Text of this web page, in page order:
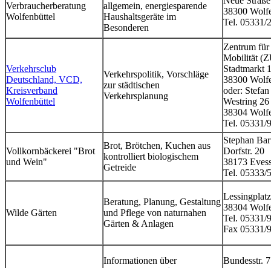
Verbraucherberatung
Wolfenbüttel
allgemein, energiesparende
Haushaltsgeräte im
Besonderen
38300
Tel. 05331/
Verkehrsclub
Deutschland, VCD,
Kreisverband
Wolfenbüttel
Verkehrspolitik, Vorschläge
zur städtischen
Verkehrsplanung
Zentrum
Mobilität
Stadtmarkt
38300
oder:
Westring 26
38304
Tel. 05331/
Vollkornbäckerei "Brot
und Wein"
Brot, Brötchen, Kuchen aus
kontrolliert biologischem
Getreide
Stephan
Dorfstr. 20
38173
Tel. 05333/
Wilde Gärten
Beratung, Planung, Gestaltung
und Pflege von naturnahen
Gärten & Anlagen
38304
Tel. 05331/
Fax 05331/
Informationen über
Bundesstr. 7